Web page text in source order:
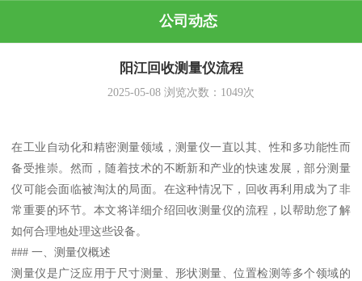
公司动态
阳江回收测量仪流程
2025-05-08 浏览次数： 1049次
在工业自动化和精密测量领域，测量仪一直以其、性和多功能性而
备受推崇。然而，随着技术的不断新和产业的快速发展，部分测量
仪可能会面临被淘汰的局面。在这种情况下，回收再利用成为了非
常重要的环节。本文将详细介绍回收测量仪的流程，以帮助您了解
如何合理地处理这些设备。
### 一、测量仪概述
测量仪是广泛应用于尺寸测量、形状测量、位置检测等多个领域的